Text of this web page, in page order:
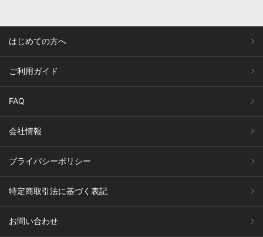
はじめての方へ
ご利用ガイド
FAQ
会社情報
プライバシーポリシー
特定商取引法に基づく表記
お問い合わせ